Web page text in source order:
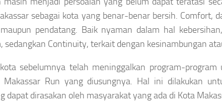
sebagai kota yang benar-benar bersih. Comfort,
pendatang. Baik nyaman dalam hal
sedangkan Continuity, terkait dengan kesinambungan
sebelumnya telah meninggalkan program-program
Run yang diusungnya. Hal ini dilakukan
dapat dirasakan oleh masyarakat yang ada di Kota